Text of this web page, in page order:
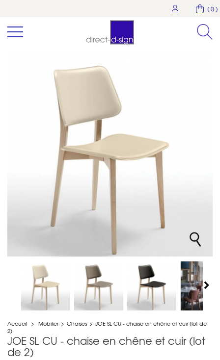
( 0 )
Accueil > Mobilier > Chaises > JOE SL CU - chaise en chêne et cuir (lot de
2)
JOE SL CU - chaise en chêne et cuir (lot
de 2)